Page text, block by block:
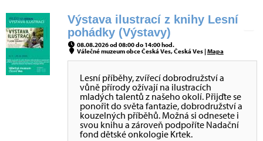
Výstava ilustrací z knihy Lesní
pohádky (Výstavy)
08.08.2026 od 08:00 do 14:00 hod.
Válečné muzeum obce Česká Ves, Česká Ves |Mapa
Lesní příběhy, zvířecí dobrodružství a
vůně přírody ožívají na ilustracích
mladých talentů z našeho okolí. Přijďte se
ponořit do světa fantazie, dobrodružství a
kouzelných příběhů. Možná si odnesete i
svou knihu a zároveň podpoříte Nadační
fond dětské onkologie Krtek.